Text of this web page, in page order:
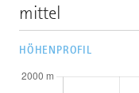
mittel
HÖHENPROFIL